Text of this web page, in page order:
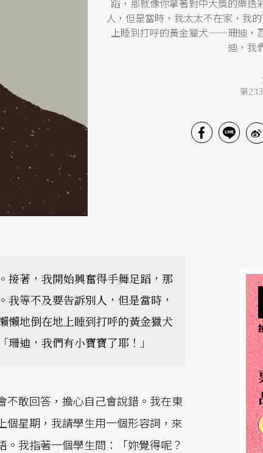
蹈，那就像你拿著對中大獎的樂透
人，但是當時，我太太不在家，我
上睡到打呼的黃金獵犬——珊迪，
迪，我
第
接著，我開始興奮得手舞足蹈，那
等不及要告訴別人，但是當時，
懶地倒在地上睡到打呼的黃金獵犬
迪，我們有小寶寶了耶！」
不敢回答，擔心自己會說錯。我在東
星期，我請學生用一個形容詞，來
我指著一個學生問：「妳覺得呢？